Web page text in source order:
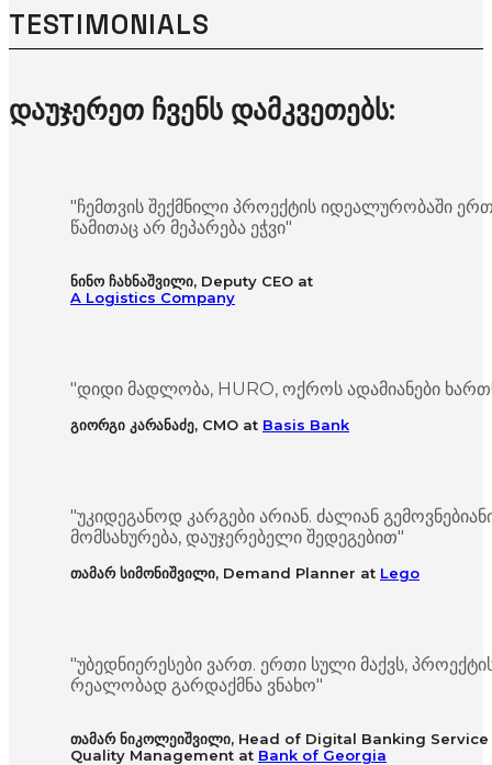
TESTIMONIALS
დაუჯერეთ ჩვენს დამკვეთებს:
"ჩემთვის შექმნილი პროექტის იდეალურობაში
წამითაც არ მეპარება ეჭვი"
ნინო ჩახნაშვილი, Deputy CEO at
A Logistics Company
"დიდი მადლობა, HURO, ოქროს ადამიანები
გიორგი კარანაძე, CMO at Basis Bank
"უკიდეგანოდ კარგები არიან. ძალიან
მომსახურება, დაუჯერებელი შედეგებით"
თამარ სიმონიშვილი, Demand Planner at Lego
"უბედნიერესები ვართ. ერთი სული მაქვს,
რეალობად გარდაქმნა ვნახო"
თამარ ნიკოლეიშვილი, Head of Digital Banking Service
Quality Management at Bank of Georgia